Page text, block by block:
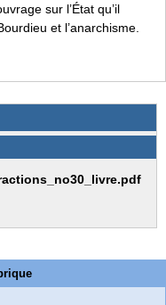
sur l’État qu’il
et l’anarchisme.